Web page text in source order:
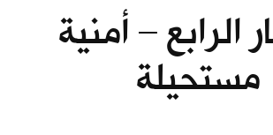
الرابع – أمنية
مستحيلة